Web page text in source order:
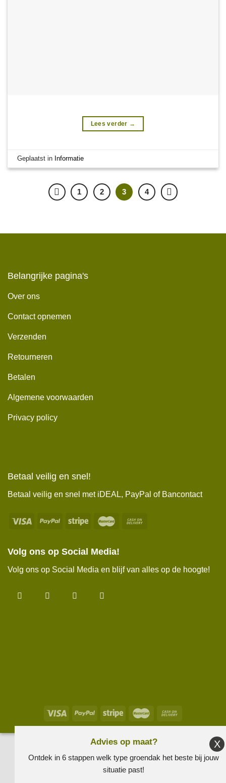
Lees verder →
Geplaatst in Informatie
1 2 3 4
Belangrijke pagina's
Over ons
Contact opnemen
Verzenden
Retourneren
Betalen
Algemene voorwaarden
Privacy policy
Betaal veilig en snel!
Betaal veilig en snel met iDEAL, PayPal of Bancontact
Volg ons op Social Media!
Volg ons op Social Media en blijf van alles op de hoogte!
Advies op maat?
Ontdek in 6 stappen welk type groendak het beste bij jouw
situatie past!